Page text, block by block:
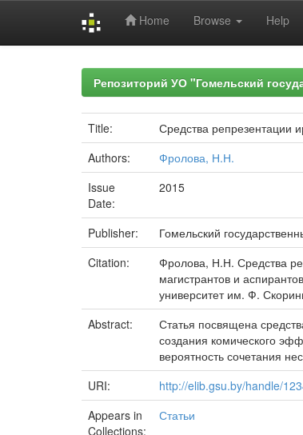
Home Browse Help
Репозиторий УО "Гомельский
Title:
Средства репрезентации
Authors:
Фролова, Н.Н.
Issue
Date:
2015
Publisher:
Гомельский
Citation:
Фролова, Н.Н. Средства
магистрантов и
университет им. Ф.
Abstract:
Статья посвящена
создания комического
вероятность сочетания
URI:
http://elib.gsu.by/handle/
Appears in
Collections:
Статьи